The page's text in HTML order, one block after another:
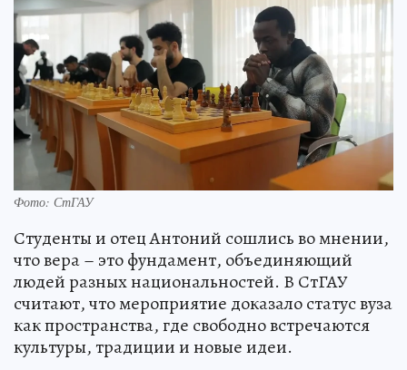
Фото: СтГАУ
Студенты и отец Антоний сошлись во мнении,
что вера – это фундамент, объединяющий
людей разных национальностей. В СтГАУ
считают, что мероприятие доказало статус вуза
как пространства, где свободно встречаются
культуры, традиции и новые идеи.